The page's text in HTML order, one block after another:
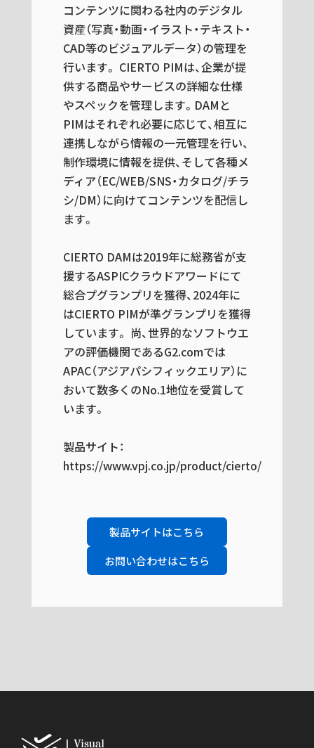
コンテンツに関わる社内のデジタル
資産（写真・動画・イラスト・テキスト・
CAD等のビジュアルデータ）の管理を
行います。 CIERTO PIMは、企業が提
供する商品やサービスの詳細な仕様
やスペックを管理します。DAMと
PIMはそれぞれ必要に応じて、相互に
連携しながら情報の一元管理を行い、
制作環境に情報を提供、そして各種メ
ディア（EC/WEB/SNS・カタログ/チラ
シ/DM）に向けてコンテンツを配信し
ます。
CIERTO DAMは2019年に総務省が支
援するASPICクラウドアワードにて
総合プグランプリを獲得、2024年に
はCIERTO PIMが準グランプリを獲得
しています。 尚、世界的なソフトウエ
アの評価機関であるG2.comでは
APAC（アジアパシフィックエリア）に
おいて数多くのNo.1地位を受賞して
います。
製品サイト：
https://www.vpj.co.jp/product/cierto/
製品サイトはこちら
お問い合わせはこちら